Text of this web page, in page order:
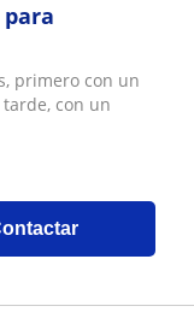
primero con un
con un